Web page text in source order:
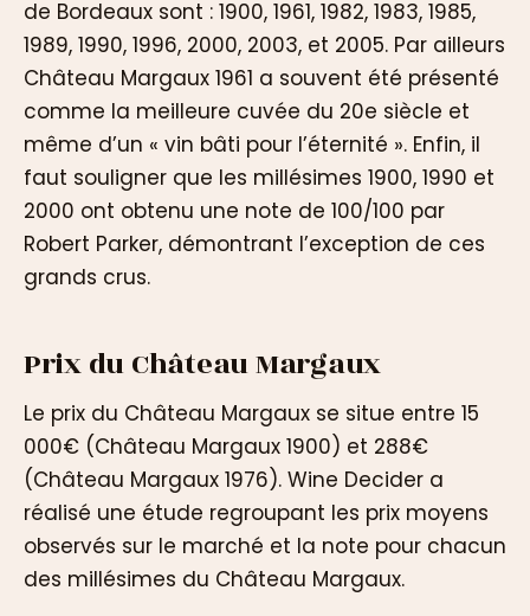
de Bordeaux sont : 1900, 1961, 1982, 1983, 1985,
1989, 1990, 1996, 2000, 2003, et 2005. Par ailleurs
Château Margaux 1961 a souvent été présenté
comme la meilleure cuvée du 20e siècle et
même d’un « vin bâti pour l’éternité ». Enfin, il
faut souligner que les millésimes 1900, 1990 et
2000 ont obtenu une note de 100/100 par
Robert Parker, démontrant l’exception de ces
grands crus.
Prix du Château Margaux
Le prix du Château Margaux se situe entre 15
000€ (Château Margaux 1900) et 288€
(Château Margaux 1976). Wine Decider a
réalisé une étude regroupant les prix moyens
observés sur le marché et la note pour chacun
des millésimes du Château Margaux.